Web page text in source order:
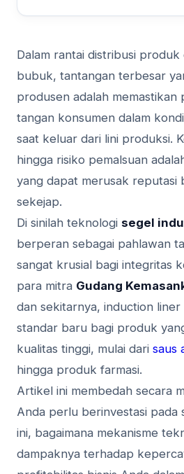
Dalam rantai distribusi
bubuk, tantangan terbesar
produsen adalah memastikan
tangan konsumen dalam
saat keluar dari lini produksi.
hingga risiko pemalsuan
yang dapat merusak reputasi
sekejap.
Di sinilah teknologi segel
berperan sebagai pahlawan
sangat krusial bagi integritas
para mitra Gudang
dan sekitarnya, induction liner
standar baru bagi produk
kualitas tinggi, mulai dari saus
hingga produk farmasi.
Artikel ini membedah secara
Anda perlu berinvestasi pada
ini, bagaimana mekanisme
dampaknya terhadap